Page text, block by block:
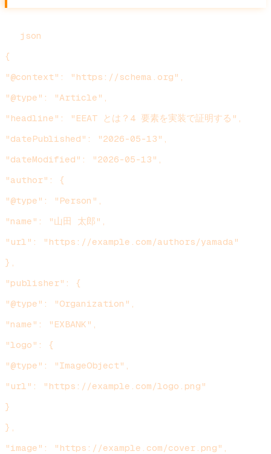
json
{
"@context": "https://schema.org",
"@type": "Article",
"headline": "EEAT とは？4 要素を実装で証明する",
"datePublished": "2026-05-13",
"dateModified": "2026-05-13",
"author": {
"@type": "Person",
"name": "山田 太郎",
"url": "https://example.com/authors/yamada"
},
"publisher": {
"@type": "Organization",
"name": "EXBANK",
"logo": {
"@type": "ImageObject",
"url": "https://example.com/logo.png"
}
},
"image": "https://example.com/cover.png",